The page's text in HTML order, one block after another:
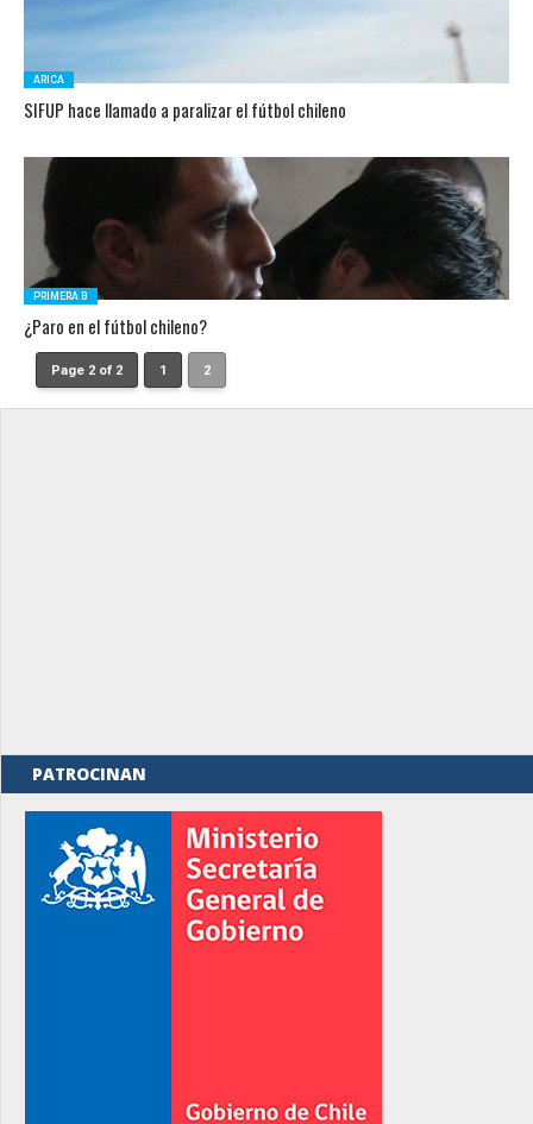
ARICA
SIFUP hace llamado a paralizar el fútbol chileno
PRIMERA B
¿Paro en el fútbol chileno?
Page 2 of 2 1 2
PATROCINAN